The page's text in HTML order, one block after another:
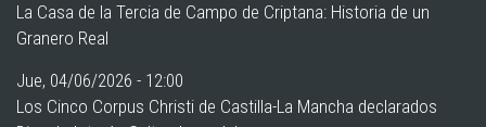
La Casa de la Tercia de Campo de Criptana: Historia de un
Granero Real
Jue, 04/06/2026 - 12:00
Los Cinco Corpus Christi de Castilla-La Mancha declarados